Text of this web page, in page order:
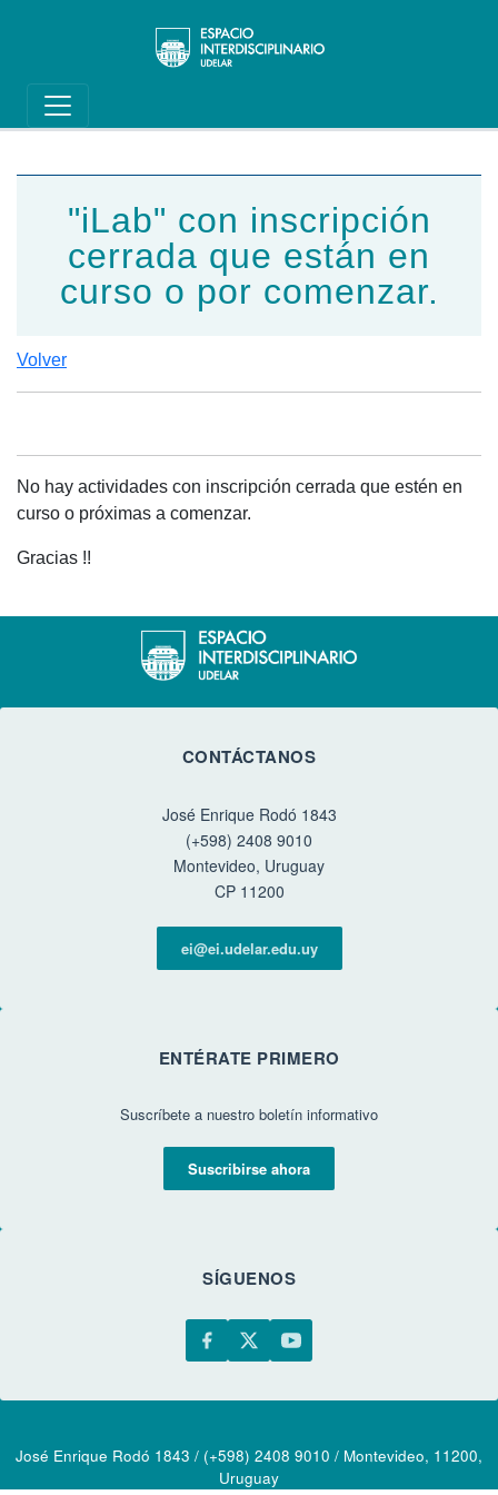
Main navigation
"iLab" con inscripción
cerrada que están en
curso o por comenzar.
Volver
No hay actividades con inscripción cerrada que estén en
curso o próximas a comenzar.
Gracias !!
CONTÁCTANOS
José Enrique Rodó 1843
(+598) 2408 9010
Montevideo, Uruguay
CP 11200
ei@ei.udelar.edu.uy
ENTÉRATE PRIMERO
Suscríbete a nuestro boletín informativo
Suscribirse ahora
SÍGUENOS
José Enrique Rodó 1843 / (+598) 2408 9010 / Montevideo, 11200,
Uruguay